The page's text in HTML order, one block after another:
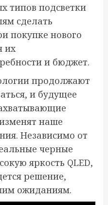
типов подсветки
сделать
покупке нового
их
и бюджет.
продолжают
и будущее
наше
Независимо от
черные
яркость QLED,
решение,
ожиданиям.